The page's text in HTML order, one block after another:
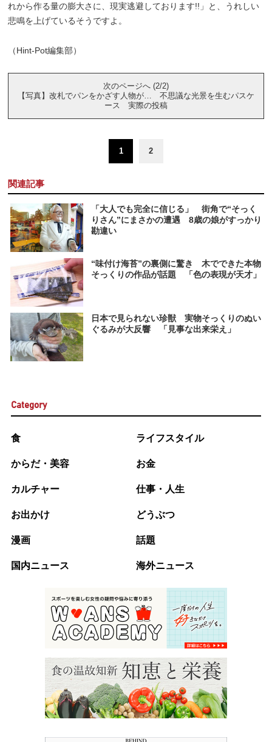
れから作る量の膨大さに、現実逃避しております!!」と、うれしい
悲鳴を上げているそうですよ。
（Hint-Pot編集部）
次のページへ (2/2)
【写真】改札でパンをかざす人物が… 不思議な光景を生むパスケ
ース 実際の投稿
1 2
関連記事
「大人でも完全に信じる」 街角で“そっく
りさん”にまさかの遭遇 8歳の娘がすっかり
勘違い
“味付け海苔”の裏側に驚き 木でできた本物
そっくりの作品が話題 「色の表現が天才」
日本で見られない珍獣 実物そっくりのぬい
ぐるみが大反響 「見事な出来栄え」
Category
食 ライフスタイル
からだ・美容 お金
カルチャー 仕事・人生
お出かけ どうぶつ
漫画 話題
国内ニュース 海外ニュース